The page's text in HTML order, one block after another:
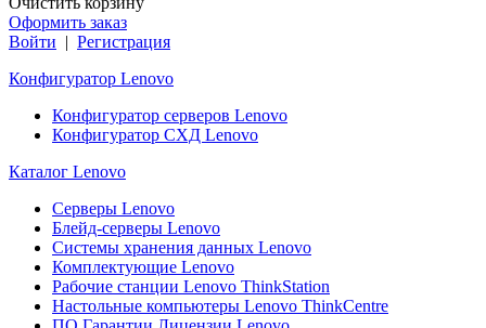
Оформить заказ
Войти | Регистрация
Конфигуратор Lenovo
Конфигуратор серверов Lenovo
Конфигуратор СХД Lenovo
Каталог Lenovo
Серверы Lenovo
Блейд-серверы Lenovo
Системы хранения данных Lenovo
Комплектующие Lenovo
Рабочие станции Lenovo ThinkStation
Настольные компьютеры Lenovo ThinkCentre